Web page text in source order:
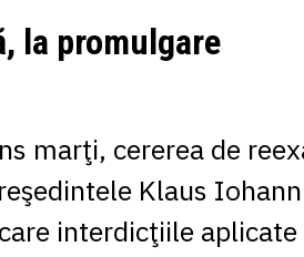
1 EGP
1 MDL = 0.2538
1 NOK= 0.4191
1 PLN= 1.1646
1 RSD
la promulgare
marţi, cererea de
Klaus
interdicţiile